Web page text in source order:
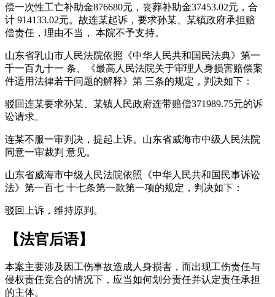
偿一次性工亡补助金876680元，丧葬补助金37453.02元，合
计 914133.02元。故连某起诉，要求孙某、某镇政府承担赔
偿责任，理由不当， 本院不予支持。
山东省乳山市人民法院依照《中华人民共和国民法典》第一
千一百九十一 条、《最高人民法院关于审理人身损害赔偿案
件适用法律若干问题的解释》第 三条的规定，判决如下：
驳回连某要求孙某、某镇人民政府连带赔偿371989.75元的诉
讼请求。
连某不服一审判决，提起上诉。山东省威海市中级人民法院
同意一审裁判 意见。
山东省威海市中级人民法院依照《中华人民共和国民事诉讼
法》第一百七 十七条第一款第一项的规定，判决如下：
驳回上诉，维持原判。
【法官后语】
本案主要涉及因工伤事故造成人身损害，而出现工伤责任与
侵权责任竞合的情况下，应当如何划分责任并认定责任承担
的主体。